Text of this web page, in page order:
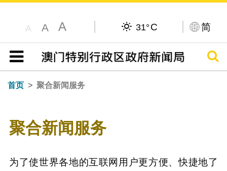
A A A 31° C 简
目录
搜寻
首页 聚合新闻服务
聚合新闻服务
为了使世界各地的互联网用户更方便、快捷地了